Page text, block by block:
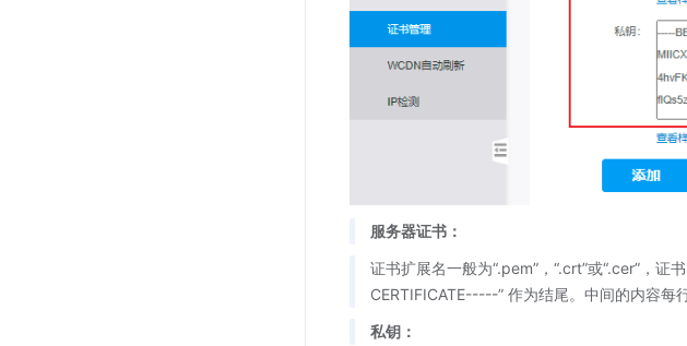
服务器证书：
证书扩展名一般为“.pem”，“.crt”或“.cer”，
CERTIFICATE-----” 作为结尾。中间的内容每
私钥：